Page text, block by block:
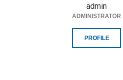
admin
ADMINISTRATOR
PROFILE